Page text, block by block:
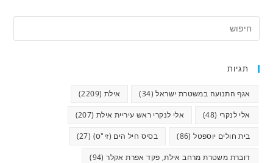
תגיות
אגף התנועה במשטרת ישראל(34) אילת (2209)
אלי לנקרי (48) אלי לנקרי ראש עיריית אילת (207)
בית חולים יוספטל(86) בסיס חיל הים (זי"ס) (27)
דוברת משטרת מרחב אילת, פקד אפרת אקלר(94)